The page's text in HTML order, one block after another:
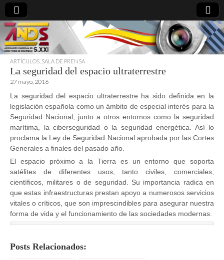
directoresdeseguridad.es
ARTÍCULOS SALA DE PRENSA
La seguridad del espacio ultraterrestre
27 mayo, 2016
La seguridad del espacio ultraterrestre ha sido definida en la
legislación española como un ámbito de especial interés para la
Seguridad Nacional, junto a otros entornos como la seguridad
marítima, la ciberseguridad o la seguridad energética. Así lo
proclama la Ley de Seguridad Nacional aprobada por las Cortes
Generales a finales del pasado año.
El espacio próximo a la Tierra es un entorno que soporta
satélites de diferentes usos, tanto civiles, comerciales,
científicos, militares o de seguridad. Su importancia radica en
que estas infraestructuras prestan apoyo a numerosos servicios
vitales o críticos, que son imprescindibles para asegurar nuestra
forma de vida y el funcionamiento de las sociedades modernas.
Posts Relacionados: